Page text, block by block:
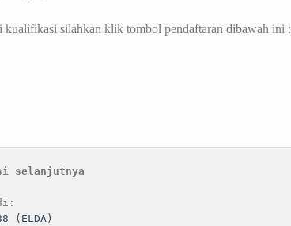
kualifikasi silahkan klik tombol pendaftaran dibawah ini :
selanjutnya
(ELDA)